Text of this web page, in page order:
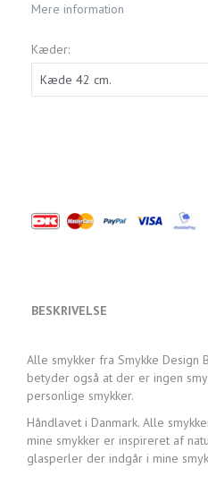
Mere information
Kæder:
BESKRIVELSE
Alle smykker fra Smykke Design
betyder også at der er ingen
personlige smykker.
Håndlavet i Danmark. Alle
mine smykker er inspireret af
glasperler der indgår i mine